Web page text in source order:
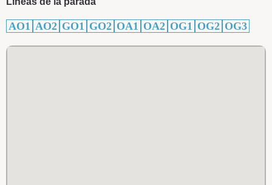
AO1 AO2 GO1 GO2 OA1 OA2 OG1 OG2 OG3